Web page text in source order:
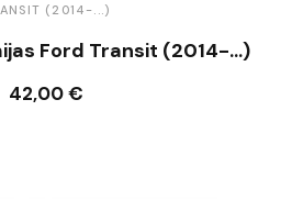
(2014-...)
Ford Transit (2014-...)
42,00 €
Ielikt grozā